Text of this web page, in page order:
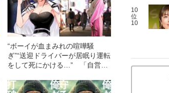
“ボーイが血まみれの喧嘩騒
ぎ”“送迎ドライバーが居眠り運転
をして死にかける…” 「自営業
と鳥取”で遭遇したトラブルのリ
10
位
10